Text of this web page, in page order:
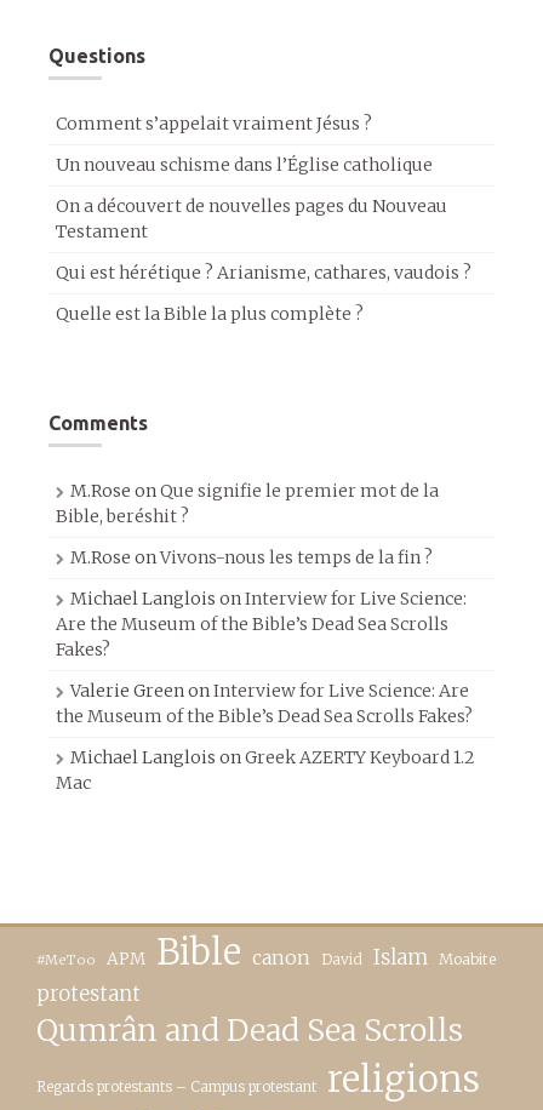
Questions
Comment s’appelait vraiment Jésus ?
Un nouveau schisme dans l’Église catholique
On a découvert de nouvelles pages du Nouveau
Testament
Qui est hérétique ? Arianisme, cathares, vaudois ?
Quelle est la Bible la plus complète ?
Comments
M.Rose onQue signifie le premier mot de la
Bible, beréshit ?
M.Rose onVivons-nous les temps de la fin ?
Michael Langlois onInterview for Live Science:
Are the Museum of the Bible’s Dead Sea Scrolls
Fakes?
Valerie GreenonInterview for Live Science: Are
the Museum of the Bible’s Dead Sea Scrolls Fakes?
Michael Langlois onGreek AZERTY Keyboard 1.2
Mac
#MeToo APM Bible canon David Islam Moabite
protestant
Qumrân and Dead Sea Scrolls
Regards protestants – Campus protestant religions